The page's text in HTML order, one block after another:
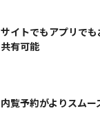
サイトでもアプリでも
共有可能
内覧予約がよりスムー